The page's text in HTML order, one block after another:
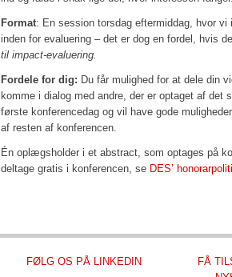
Format: En session torsdag eftermiddag, hvor
inden for evaluering – det er dog en fordel, hvis
til impact-evaluering.
Fordele for dig: Du får mulighed for at dele din
komme i dialog med andre, der er optaget af det
første konferencedag og vil have gode
af resten af konferencen.
Én oplægsholder i et abstract, som optages på
deltage gratis i konferencen, se DES’
FØLG OS PÅ LINKEDIN
FÅ